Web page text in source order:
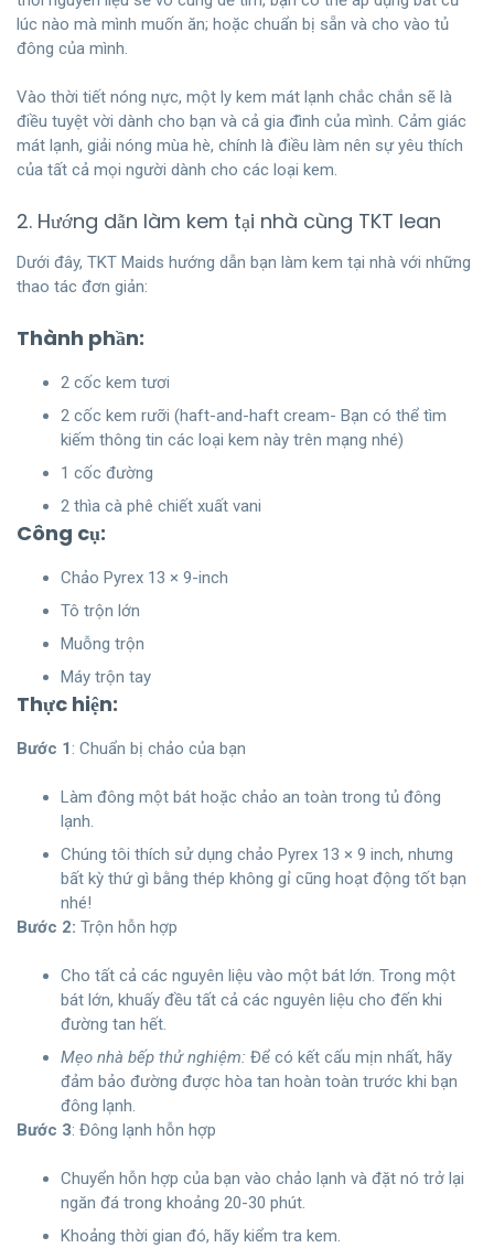
lúc nào mà mình muốn ăn; hoặc chuẩn bị sẵn và cho vào tủ
đông của mình.
Vào thời tiết nóng nực, một ly kem mát lạnh chắc chắn sẽ là
điều tuyệt vời dành cho bạn và cả gia đình của mình. Cảm giác
mát lạnh, giải nóng mùa hè, chính là điều làm nên sự yêu thích
của tất cả mọi người dành cho các loại kem.
2. Hướng dẫn làm kem tại nhà cùng TKT lean
Dưới đây, TKT Maids hướng dẫn bạn làm kem tại nhà với những
thao tác đơn giản:
Thành phần:
2 cốc kem tươi
2 cốc kem rưỡi (haft-and-haft cream- Bạn có thể tìm
kiếm thông tin các loại kem này trên mạng nhé)
1 cốc đường
2 thìa cà phê chiết xuất vani
Công cụ:
Chảo Pyrex 13 × 9-inch
Tô trộn lớn
Muỗng trộn
Máy trộn tay
Thực hiện:
Bước 1 : Chuẩn bị chảo của bạn
Làm đông một bát hoặc chảo an toàn trong tủ đông
lạnh.
Chúng tôi thích sử dụng chảo Pyrex 13 × 9 inch, nhưng
bất kỳ thứ gì bằng thép không gỉ cũng hoạt động tốt bạn
nhé!
Bước 2: Trộn hỗn hợp
Cho tất cả các nguyên liệu vào một bát lớn. Trong một
bát lớn, khuấy đều tất cả các nguyên liệu cho đến khi
đường tan hết.
Mẹo nhà bếp thử nghiệm: Để có kết cấu mịn nhất, hãy
đảm bảo đường được hòa tan hoàn toàn trước khi bạn
đông lạnh.
Bước 3: Đông lạnh hỗn hợp
Chuyển hỗn hợp của bạn vào chảo lạnh và đặt nó trở lại
ngăn đá trong khoảng 20-30 phút.
Khoảng thời gian đó, hãy kiểm tra kem.